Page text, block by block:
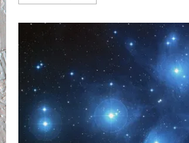
Toile
°24
Lady
Godiva
John
Collier